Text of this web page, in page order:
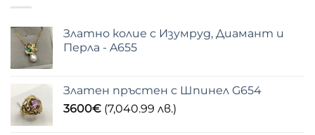
Златно колие с Изумруд, Диамант и
Перла - A655
Златен пръстен с Шпинел G654
3600€ (7,040.99 лв.)